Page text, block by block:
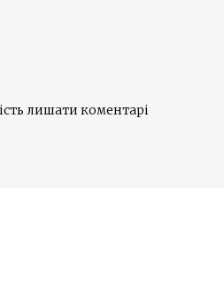
лишати коментарі